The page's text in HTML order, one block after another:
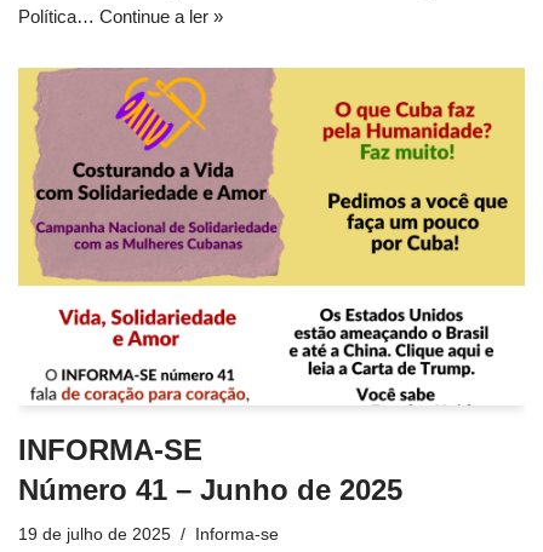
Política… Continue a ler »
INFORMA-SE
Número 41 – Junho de 2025
19 de julho de 2025 Informa-se